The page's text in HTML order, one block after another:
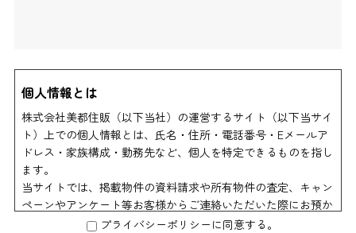
個人情報とは
株式会社美都住販（以下当社）の運営するサイト（以下当サイ
ト）上での個人情報とは、氏名・住所・電話番号・Eメールア
ドレス・家族構成・勤務先など、個人を特定できるものを指し
ます。
当サイトでは、掲載物件の資料請求や所有物件の査定、キャン
ペーンやアンケート等お客様からご連絡いただいた際にお預か
りする個人情報以外は、個人を特定できる情報を収集すること
プライバシーポリシーに同意する。